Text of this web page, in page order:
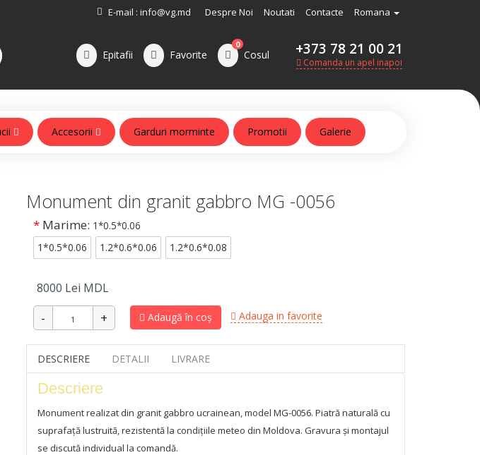
E-mail : info@vg.md Despre Noi Noutati Contacte Romana
Epitafii Favorite Cosul
0 +373 78 21 00 21
Comanda un apel inapoi
Accesorii Garduri morminte Promotii Galerie
Monument din granit gabbro MG -0056
*Marime: 1*0.5*0.06
1*0.5*0.06
1.2*0.6*0.06 1.2*0.6*0.08
8000 Lei MDL
Adaugă în coș Adauga in favorite
DESCRIERE DETALII LIVRARE
Descriere
Monument realizat din granit gabbro ucrainean, model MG-0056. Piatră naturală cu
suprafață lustruită, rezistentă la condițiile meteo din Moldova. Gravura și montajul
se discută individual la comandă.